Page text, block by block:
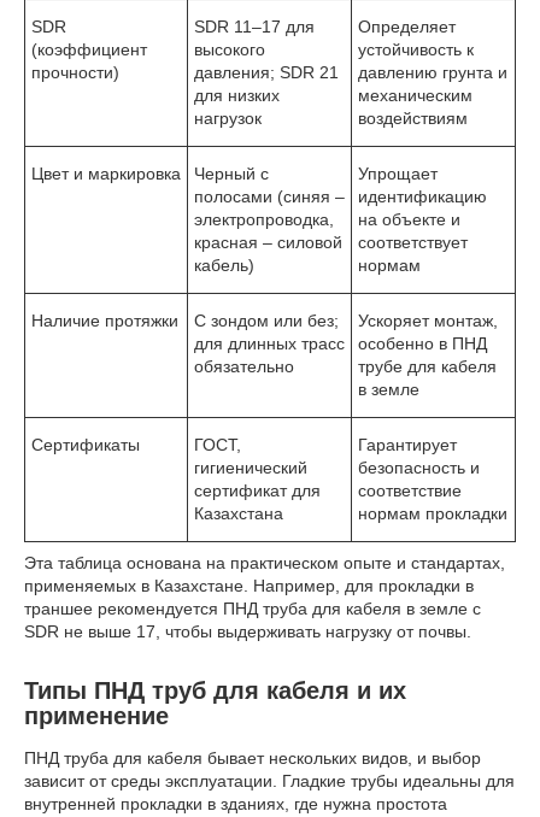
SDR
(коэффициент
прочности)
SDR 11–17 для
высокого
давления; SDR 21
для низких
нагрузок
Определяет
устойчивость к
давлению грунта и
механическим
воздействиям
Цвет и маркировка
Черный с
полосами (синяя –
электропроводка,
красная – силовой
кабель)
Упрощает
идентификацию
на объекте и
соответствует
нормам
Наличие протяжки
С зондом или без;
для длинных трасс
обязательно
Ускоряет монтаж,
особенно в ПНД
трубе для кабеля
в земле
Сертификаты
ГОСТ,
гигиенический
сертификат для
Казахстана
Гарантирует
безопасность и
соответствие
нормам прокладки
Эта таблица основана на практическом опыте и стандартах,
применяемых в Казахстане. Например, для прокладки в
траншее рекомендуется ПНД труба для кабеля в земле с
SDR не выше 17, чтобы выдерживать нагрузку от почвы.
Типы ПНД труб для кабеля и их
применение
ПНД труба для кабеля бывает нескольких видов, и выбор
зависит от среды эксплуатации. Гладкие трубы идеальны для
внутренней прокладки в зданиях, где нужна простота